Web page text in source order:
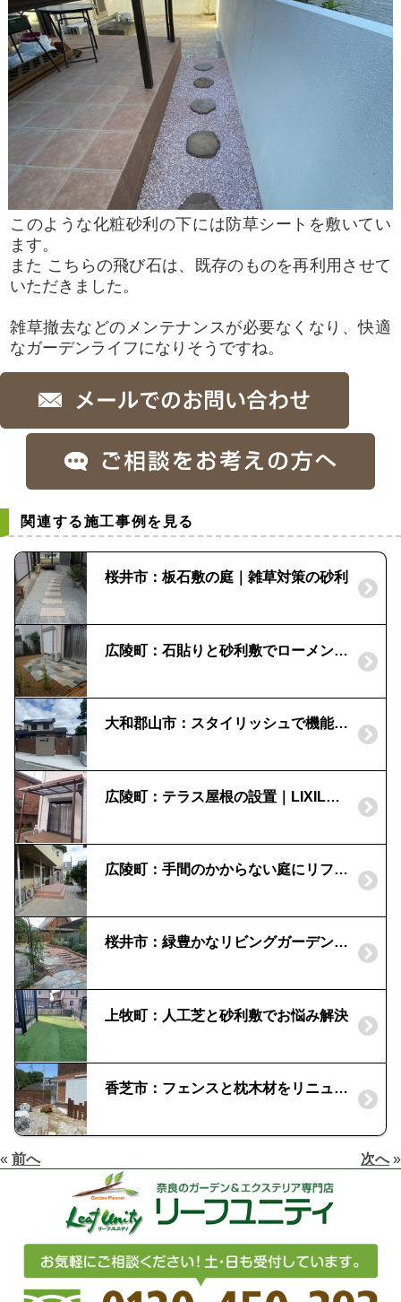
このような化粧砂利の下には防草シートを敷いてい
ます。
また こちらの飛び石は、既存のものを再利用させて
いただきました。
雑草撤去などのメンテナンスが必要なくなり、快適
なガーデンライフになりそうですね。
関連する施工事例を見る
桜井市：板石敷の庭｜雑草対策の砂利
広陵町：石貼りと砂利敷でローメンテナンスなお庭｜水はけ＆雑草対策
大和郡山市：スタイリッシュで機能的な外構｜遊具のある庭
広陵町：テラス屋根の設置｜LIXIL・シュエット
広陵町：手間のかからない庭にリフォーム！｜雑草対策
桜井市：緑豊かなリビングガーデン｜レンガの花壇
上牧町：人工芝と砂利敷でお悩み解決
香芝市：フェンスと枕木材をリニューアル｜デザイナーズパーツ
« 前へ 次へ»